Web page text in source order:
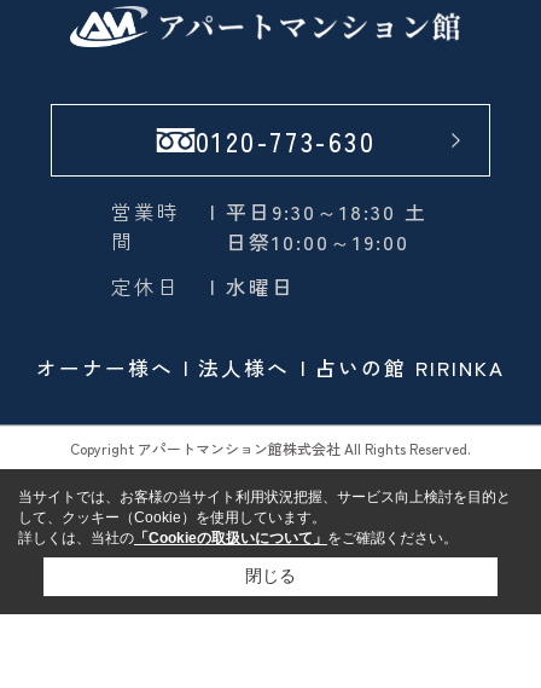
0120-773-630
営業時
間
| 平日9:30～18:30 土
日祭10:00～19:00
定休日
| 水曜日
オーナー様へ 法人様へ 占いの館 RIRINKA
Copyright アパートマンション館株式会社 All Rights Reserved.
当サイトでは、お客様の当サイト利用状況把握、サービス向上検討を目的と
して、クッキー（Cookie）を使用しています。
詳しくは、当社の 「Cookieの取扱いについて」 をご確認ください。
閉じる